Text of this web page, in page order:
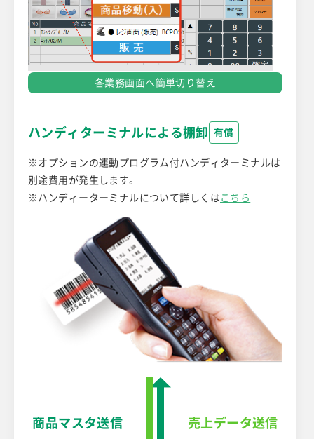
各業務画面へ簡単切り替え
ハンディターミナルによる棚卸 有償
※オプションの連動プログラム付ハンディターミナルは
別途費用が発生します。
※ハンディーターミナルについて詳しくは こちら
商品マスタ送信 売上データ送信